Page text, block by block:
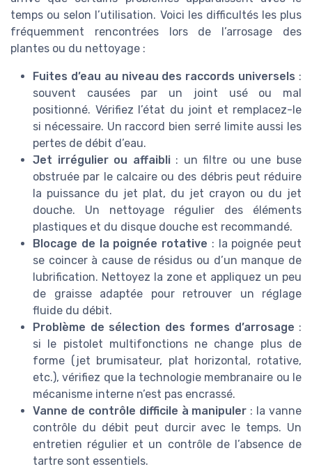
temps ou selon l’utilisation. Voici les difficultés les plus
fréquemment rencontrées lors de l’arrosage des
plantes ou du nettoyage :
Fuites d’eau au niveau des raccords universels :
souvent causées par un joint usé ou mal
positionné. Vérifiez l’état du joint et remplacez-le
si nécessaire. Un raccord bien serré limite aussi les
pertes de débit d’eau.
Jet irrégulier ou affaibli: un filtre ou une buse
obstruée par le calcaire ou des débris peut réduire
la puissance du jet plat, du jet crayon ou du jet
douche. Un nettoyage régulier des éléments
plastiques et du disque douche est recommandé.
Blocage de la poignée rotative : la poignée peut
se coincer à cause de résidus ou d’un manque de
lubrification. Nettoyez la zone et appliquez un peu
de graisse adaptée pour retrouver un réglage
fluide du débit.
Problème de sélection des formes d’arrosage :
si le pistolet multifonctions ne change plus de
forme (jet brumisateur, plat horizontal, rotative,
etc.), vérifiez que la technologie membranaire ou le
mécanisme interne n’est pas encrassé.
Vanne de contrôle difficile à manipuler : la vanne
contrôle du débit peut durcir avec le temps. Un
entretien régulier et un contrôle de l’absence de
tartre sont essentiels.